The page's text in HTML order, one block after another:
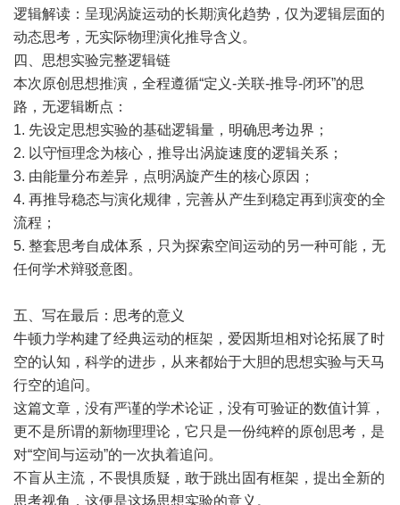
逻辑解读：呈现涡旋运动的长期演化趋势，仅为逻辑层面的
动态思考，无实际物理演化推导含义。
四、思想实验完整逻辑链
本次原创思想推演，全程遵循“定义-关联-推导-闭环”的思
路，无逻辑断点：
1. 先设定思想实验的基础逻辑量，明确思考边界；
2. 以守恒理念为核心，推导出涡旋速度的逻辑关系；
3. 由能量分布差异，点明涡旋产生的核心原因；
4. 再推导稳态与演化规律，完善从产生到稳定再到演变的全
流程；
5. 整套思考自成体系，只为探索空间运动的另一种可能，无
任何学术辩驳意图。
五、写在最后：思考的意义
牛顿力学构建了经典运动的框架，爱因斯坦相对论拓展了时
空的认知，科学的进步，从来都始于大胆的思想实验与天马
行空的追问。
这篇文章，没有严谨的学术论证，没有可验证的数值计算，
更不是所谓的新物理理论，它只是一份纯粹的原创思考，是
对“空间与运动”的一次执着追问。
不盲从主流，不畏惧质疑，敢于跳出固有框架，提出全新的
思考视角，这便是这场思想实验的意义。